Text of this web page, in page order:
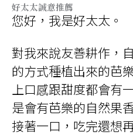
好太太誠意推薦
您好，我是好太太。
對我來說友善耕作，
的方式種植出來的芭
上口感跟甜度都會有
是會有芭樂的自然果
接著一口，吃完還想